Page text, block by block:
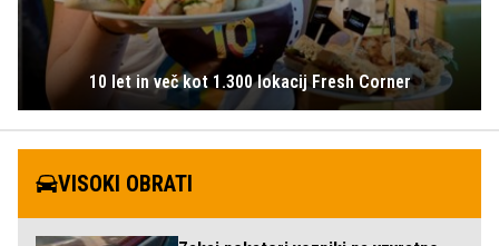
10 let in več kot 1.300 lokacij Fresh Corner
VISOKI OBRATI